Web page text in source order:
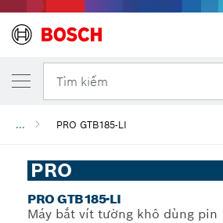
Tìm kiếm
... PRO GTB185-LI
PRO
PRO GTB185-LI
Máy bắt vít tường khô dùng pin